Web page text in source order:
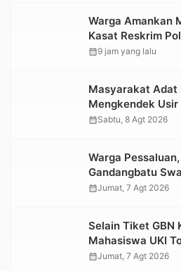
Warga Amankan
Kasat Reskrim
Proses Hukum
calendar_month9 jam yang lalu
Masyarakat Adat
Mengkendek
yang Rusak
calendar_monthSabtu, 8 Agt 2026
Warga
Gandangbatu
Kabupaten
calendar_monthJumat, 7 Agt 2026
Selain Tiket GBN
Mahasiswa UKI
Lolos ke Pekan
calendar_monthJumat, 7 Agt 2026